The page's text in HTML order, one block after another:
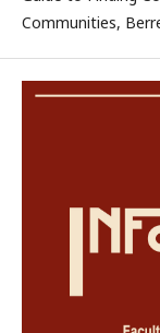
Communities,